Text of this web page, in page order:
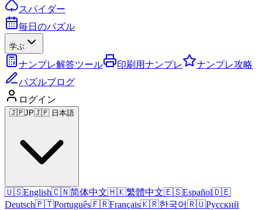
スパイダー
毎日のパズル
学ぶ
ナンプレ解答ツール 印刷用ナンプレ
ナンプレ攻略
パズルブログ
ログイン
🇯🇵JP🇯🇵 日本語
🇺🇸English🇨🇳简体中文🇭🇰繁體中文🇪🇸Español🇩🇪
Deutsch🇵🇹Português🇫🇷Français🇰🇷한국어🇷🇺Русский